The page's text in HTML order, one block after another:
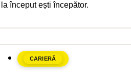
la început ești începător.
CARIERĂ